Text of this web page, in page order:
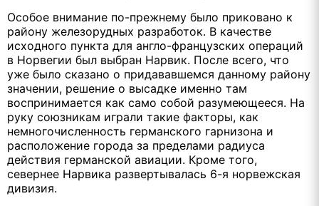
Особое внимание по-прежнему было приковано к
району железорудных разработок. В качестве
исходного пункта для англо-французских операций
в Норвегии был выбран Нарвик. После всего, что
уже было сказано о придававшемся данному району
значении, решение о высадке именно там
воспринимается как само собой разумеющееся. На
руку союзникам играли такие факторы, как
немногочисленность германского гарнизона и
расположение города за пределами радиуса
действия германской авиации. Кроме того,
севернее Нарвика развертывалась 6-я норвежская
дивизия.